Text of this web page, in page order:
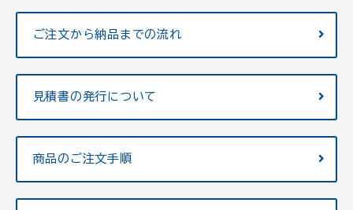
ご注文から納品までの流れ
見積書の発行について
商品のご注文手順